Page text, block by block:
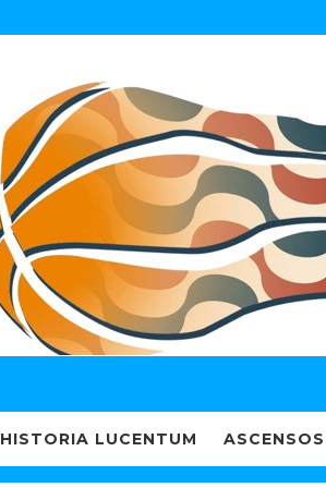
HISTORIA LUCENTUM